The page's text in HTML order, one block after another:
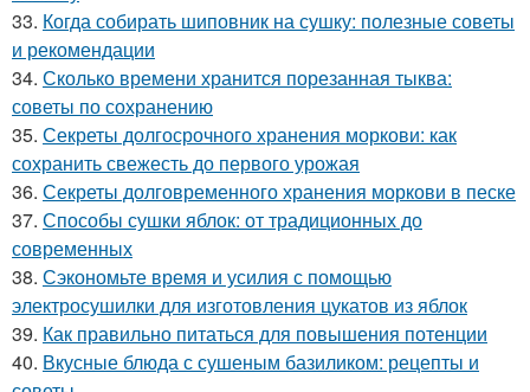
33. Когда собирать шиповник на сушку: полезные советы
и рекомендации
34. Сколько времени хранится порезанная тыква:
советы по сохранению
35. Секреты долгосрочного хранения моркови: как
сохранить свежесть до первого урожая
36. Секреты долговременного хранения моркови в песке
37. Способы сушки яблок: от традиционных до
современных
38. Сэкономьте время и усилия с помощью
электросушилки для изготовления цукатов из яблок
39. Как правильно питаться для повышения потенции
40. Вкусные блюда с сушеным базиликом: рецепты и